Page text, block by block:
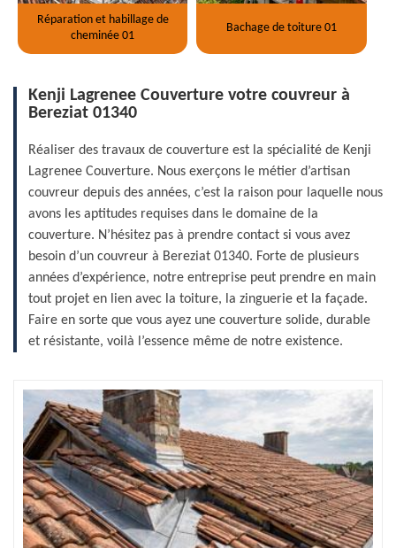
Réparation et habillage de
cheminée 01
Bachage de toiture 01
Kenji Lagrenee Couverture votre couvreur à
Bereziat 01340
Réaliser des travaux de couverture est la spécialité de Kenji
Lagrenee Couverture. Nous exerçons le métier d’artisan
couvreur depuis des années, c’est la raison pour laquelle nous
avons les aptitudes requises dans le domaine de la
couverture. N’hésitez pas à prendre contact si vous avez
besoin d’un couvreur à Bereziat 01340. Forte de plusieurs
années d’expérience, notre entreprise peut prendre en main
tout projet en lien avec la toiture, la zinguerie et la façade.
Faire en sorte que vous ayez une couverture solide, durable
et résistante, voilà l’essence même de notre existence.